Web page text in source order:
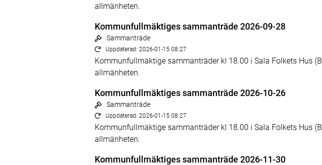
allmänheten.
Kommunfullmäktiges sammanträde 2026-09-28
Sammanträde
Uppdaterad: 2026-01-15 08:27
Kommunfullmäktige sammanträder kl 18.00 i Sala Folkets Hus
allmänheten.
Kommunfullmäktiges sammanträde 2026-10-26
Sammanträde
Uppdaterad: 2026-01-15 08:27
Kommunfullmäktige sammanträder kl 18.00 i Sala Folkets Hus
allmänheten.
Kommunfullmäktiges sammanträde 2026-11-30